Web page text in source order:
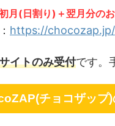
月(日割り)＋翌月分の
https://chocozap.jp/
イトのみ受付です。
チョコザップ)